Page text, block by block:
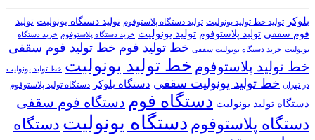
بلوکر تولید خط تولید یونولیت تولید دستگاه پلاستوفوم تولید دستگاه یونولیت تولید
فوم سقفی تولید پلاستوفوم تولید یونولیت خرید دستگاه پلاستوفوم خرید دستگاه
یونولیت خرید دستگاه یونولیت سقفی خط تولید فوم خط تولید فوم سقفی
خط تولید پلاستوفوم خط تولید یونولیت خط تولید یونولیت
در تهران خط تولید یونولیت سقفی دستگاه بلوکر دستگاه تولید پلاستوفوم
دستگاه تولید یونولیت دستگاه فوم دستگاه فوم سقفی
دستگاه پلاستوفوم دستگاه یونولیت دستگاه